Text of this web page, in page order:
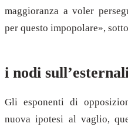
maggioranza a voler
per questo impopolare»,
i nodi
Gli esponenti di
nuova ipotesi al vaglio,